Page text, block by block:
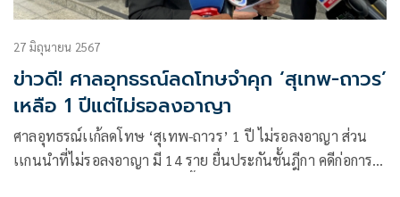
27 มิถุนายน 2567
ข่าวดี! ศาลอุทธรณ์ลดโทษจำคุก ‘สุเทพ-ถาวร’
เหลือ 1 ปีแต่ไม่รอลงอาญา
ศาลอุทธรณ์เเก้ลดโทษ ‘สุเทพ-ถาวร’ 1 ปี ไม่รอลงอาญา ส่วน
เเกนนำที่ไม่รอลงอาญา มี 14 ราย ยื่นประกันชั้นฎีกา คดีก่อการ